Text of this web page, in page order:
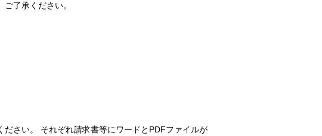
了承ください。
さい。 それぞれ請求書等にワードとPDFファイルが